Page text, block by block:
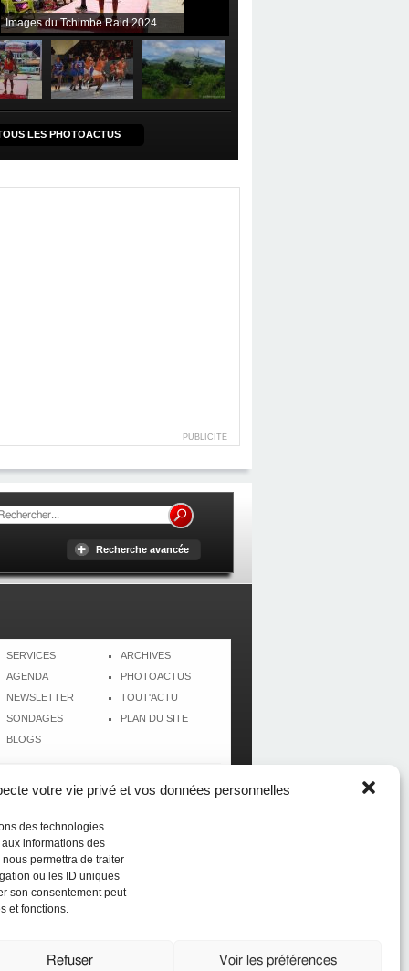
votre vie privé et vos données personnelles
des technologies
informations des
permettra de traiter
ou les ID uniques
son consentement peut
et fonctions.
Refuser Voir les préférences
Images du Tchimbe Raid 2024
LES PHOTOACTUS
PUBLICITE
Recherche avancée
SERVICES
AGENDA
NEWSLETTER
SONDAGES
BLOGS
ARCHIVES
PHOTOACTUS
TOUT'ACTU
PLAN DU SITE